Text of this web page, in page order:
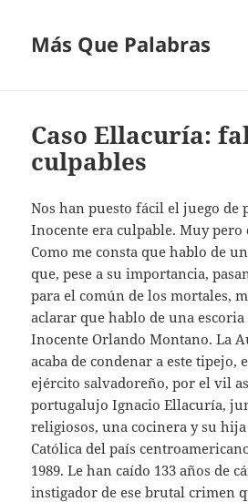
Más Que Palabras
Caso Ellacuría:
culpables
Nos han puesto fácil el juego de
Inocente era culpable. Muy pero
Como me consta que hablo de
que, pese a su importancia,
para el común de los mortales,
aclarar que hablo de una
Inocente Orlando Montano. La
acaba de condenar a este tipejo,
ejército salvadoreño, por el vil
portugalujo Ignacio Ellacuría,
religiosos, una cocinera y su
Católica del país
1989. Le han caído 133 años de
instigador de ese brutal crimen